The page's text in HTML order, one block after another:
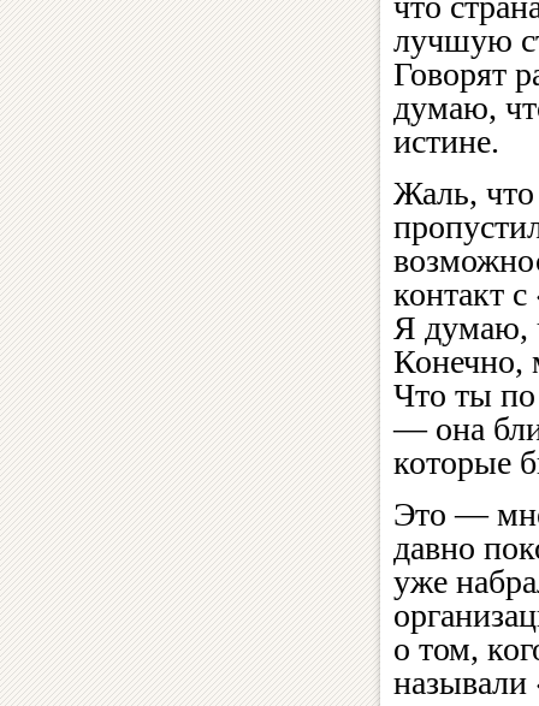
лучшую
Говорят
думаю,
истине.
Жаль,
контакт
Я думаю,
Конечно,
Что ты
— она
которые
Это —
давно
уже
о том,